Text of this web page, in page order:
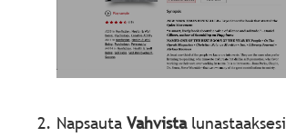
NapsautaVahvistalunastaaksesi